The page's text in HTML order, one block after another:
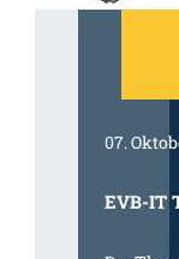
07.
EVB-IT